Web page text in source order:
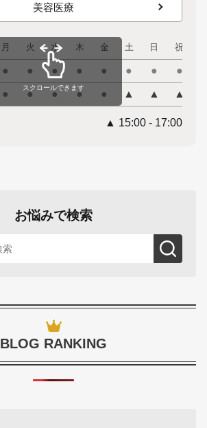
美容医療
月 火 水 木 金 土 日 祝
● ● ● ● ● ● ● ●
● ● ● ● ● ▲ ▲ ▲
スクロールできます
▲ 15:00 - 17:00
お悩みで検索
BLOG RANKING